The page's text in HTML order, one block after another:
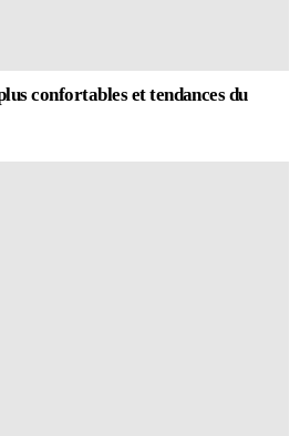
confortables et tendances du